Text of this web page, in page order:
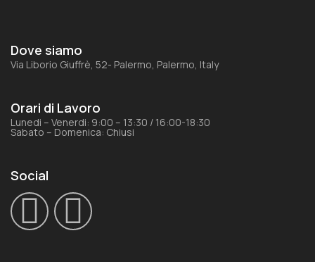
Dove siamo
Via Liborio Giuffrè, 52- Palermo, Palermo, Italy
Orari di Lavoro
Lunedi – Venerdi: 9:00 – 13:30 / 16:00-18:30
Sabato – Domenica: Chiusi
Social